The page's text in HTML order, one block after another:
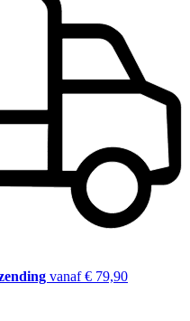
vanaf € 79,90